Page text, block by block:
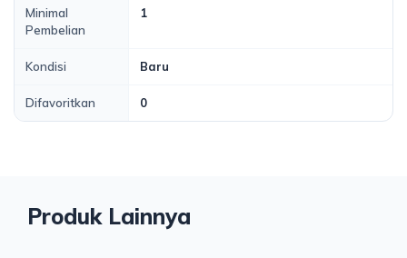
Minimal
Pembelian
1
Kondisi Baru
Difavoritkan 0
Produk Lainnya